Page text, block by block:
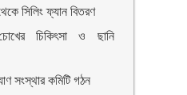
সিলিং ফ্যান বিতরণ
চিকিৎসা ও ছানি
সংস্থার কমিটি গঠন